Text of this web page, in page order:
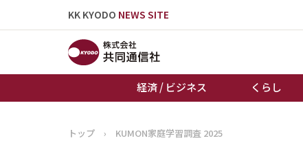
KK KYODO NEWS SITE
経済 / ビジネス くらし
トップページ
トップ › KUMON家庭学習調査 2025